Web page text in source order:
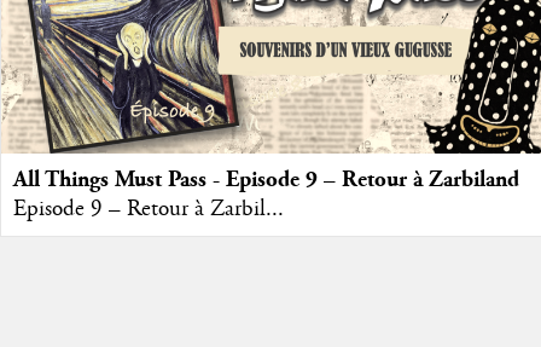
All Things Must Pass - Episode 9 – Retour à Zarbiland
Episode 9 – Retour à Zarbil...